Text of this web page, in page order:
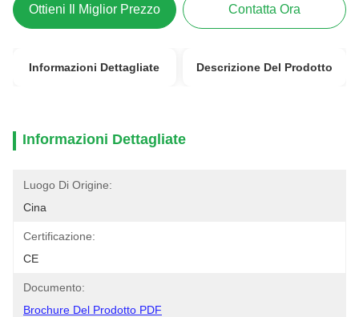
Ottieni Il Miglior Prezzo Contatta Ora
Informazioni Dettagliate Descrizione Del Prodotto
Informazioni Dettagliate
Luogo Di Origine:
Cina
Certificazione:
CE
Documento:
Brochure Del Prodotto PDF